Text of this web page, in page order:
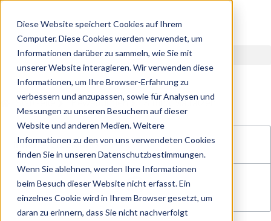
Diese Website speichert Cookies auf Ihrem
Computer. Diese Cookies werden verwendet, um
Informationen darüber zu sammeln, wie Sie mit
unserer Website interagieren. Wir verwenden diese
Informationen, um Ihre Browser-Erfahrung zu
verbessern und anzupassen, sowie für Analysen und
Messungen zu unseren Besuchern auf dieser
Website und anderen Medien. Weitere
Informationen zu den von uns verwendeten Cookies
finden Sie in unseren Datenschutzbestimmungen.
Wenn Sie ablehnen, werden Ihre Informationen
beim Besuch dieser Website nicht erfasst. Ein
einzelnes Cookie wird in Ihrem Browser gesetzt, um
daran zu erinnern, dass Sie nicht nachverfolgt
Startseite Bewertungen Simba Matratzen
Inhaltsverzeichnis